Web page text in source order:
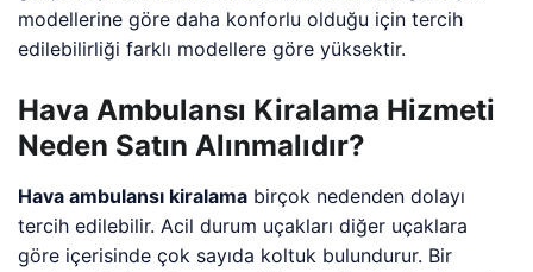
modellerine göre daha konforlu olduğu için tercih
edilebilirliği farklı modellere göre yüksektir.
Hava Ambulansı Kiralama Hizmeti
Neden Satın Alınmalıdır?
Hava ambulansı kiralama birçok nedenden dolayı
tercih edilebilir. Acil durum uçakları diğer uçaklara
göre içerisinde çok sayıda koltuk bulundurur. Bir